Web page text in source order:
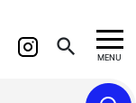
search MENU